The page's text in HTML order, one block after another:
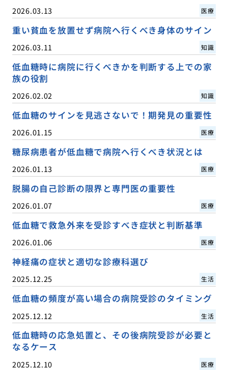
2026.03.13 医療
重い貧血を放置せず病院へ行くべき身体のサイン
2026.03.11 知識
低血糖時に病院に行くべきかを判断する上での家
族の役割
2026.02.02 知識
低血糖のサインを見逃さないで！期発見の重要性
2026.01.15 医療
糖尿病患者が低血糖で病院へ行くべき状況とは
2026.01.13 医療
脱腸の自己診断の限界と専門医の重要性
2026.01.07 医療
低血糖で救急外来を受診すべき症状と判断基準
2026.01.06 医療
神経痛の症状と適切な診療科選び
2025.12.25 生活
低血糖の頻度が高い場合の病院受診のタイミング
2025.12.12 生活
低血糖時の応急処置と、その後病院受診が必要と
なるケース
2025.12.10 医療